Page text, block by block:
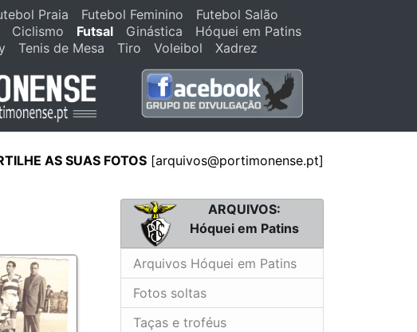
Praia Futebol Feminino
Futebol Salão
Ciclismo Futsal Ginástica
Hóquei em Patins
Tenis de Mesa Tiro Voleibol Xadrez
AS SUAS FOTOS [arquivos@portimonense.pt]
ARQUIVOS:
Hóquei em Patins
Arquivos Hóquei em Patins
Fotos soltas
Taças e troféus